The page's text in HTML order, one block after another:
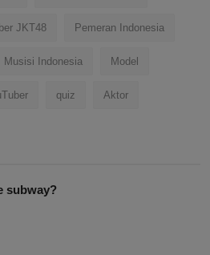
JKT48 Pemeran Indonesia
Musisi Indonesia Model
quiz Aktor
subway?